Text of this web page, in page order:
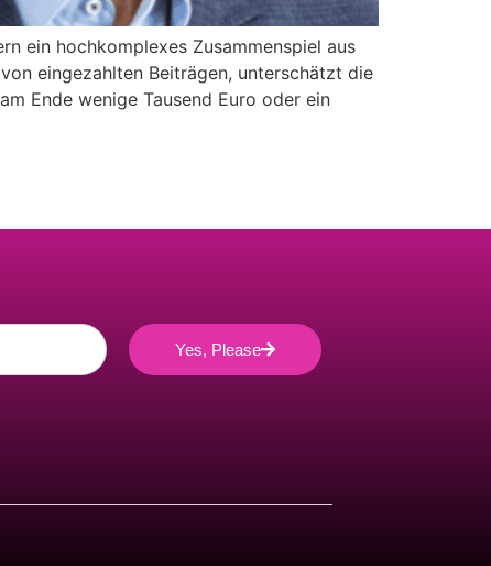
ein hochkomplexes Zusammenspiel aus
eingezahlten Beiträgen, unterschätzt die
Ende wenige Tausend Euro oder ein
Yes, Please